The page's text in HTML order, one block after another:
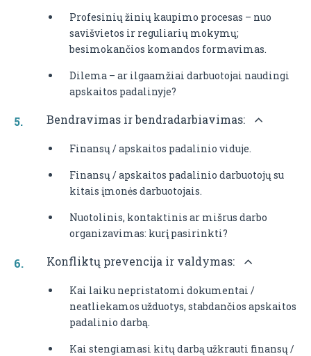
Profesinių žinių kaupimo procesas – nuo
savišvietos ir reguliarių mokymų;
besimokančios komandos formavimas.
Dilema – ar ilgaamžiai darbuotojai naudingi
apskaitos padalinyje?
Bendravimas ir bendradarbiavimas:
Finansų / apskaitos padalinio viduje.
Finansų / apskaitos padalinio darbuotojų su
kitais įmonės darbuotojais.
Nuotolinis, kontaktinis ar mišrus darbo
organizavimas: kurį pasirinkti?
Konfliktų prevencija ir valdymas:
Kai laiku nepristatomi dokumentai /
neatliekamos užduotys, stabdančios apskaitos
padalinio darbą.
Kai stengiamasi kitų darbą užkrauti finansų /